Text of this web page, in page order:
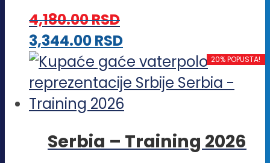
biti
izabrane
na
stranici
proizvoda.
4,180.00RSD
3,344.00RSDOvaj
proizvod
ima
više
Opcije
20% POPUSTA!
Serbia – Training 2026